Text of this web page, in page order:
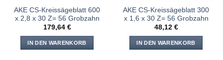
AKE CS-Kreissägeblatt 600
x 2,8 x 30 Z= 56 Grobzahn
179,64 €
IN DEN WARENKORB
AKE CS-Kreissägeblatt 300
x 1,6 x 30 Z= 56 Grobzahn
48,12 €
IN DEN WARENKORB